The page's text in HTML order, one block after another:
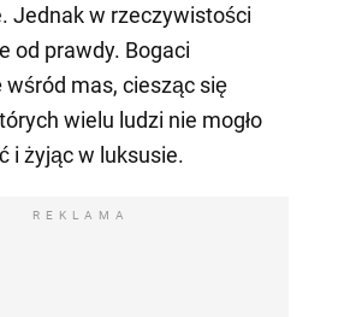
Jednak w rzeczywistości
od prawdy. Bogaci
mas, ciesząc się
wielu ludzi nie mogło
i żyjąc w luksusie.
REKLAMA